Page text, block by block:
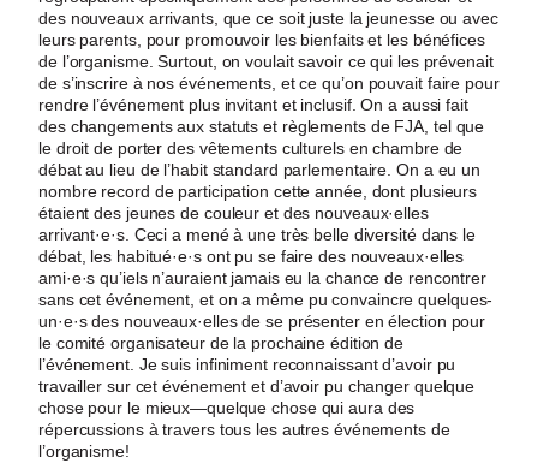
des nouveaux arrivants, que ce soit juste la jeunesse ou avec
leurs parents, pour promouvoir les bienfaits et les bénéfices
de l’organisme. Surtout, on voulait savoir ce qui les prévenait
de s’inscrire à nos événements, et ce qu’on pouvait faire pour
rendre l’événement plus invitant et inclusif. On a aussi fait
des changements aux statuts et règlements de FJA, tel que
le droit de porter des vêtements culturels en chambre de
débat au lieu de l’habit standard parlementaire. On a eu un
nombre record de participation cette année, dont plusieurs
étaient des jeunes de couleur et des nouveaux·elles
arrivant·e·s. Ceci a mené à une très belle diversité dans le
débat, les habitué·e·s ont pu se faire des nouveaux·elles
ami·e·s qu’iels n’auraient jamais eu la chance de rencontrer
sans cet événement, et on a même pu convaincre quelques-
un·e·s des nouveaux·elles de se présenter en élection pour
le comité organisateur de la prochaine édition de
l’événement. Je suis infiniment reconnaissant d’avoir pu
travailler sur cet événement et d’avoir pu changer quelque
chose pour le mieux—quelque chose qui aura des
répercussions à travers tous les autres événements de
l’organisme!